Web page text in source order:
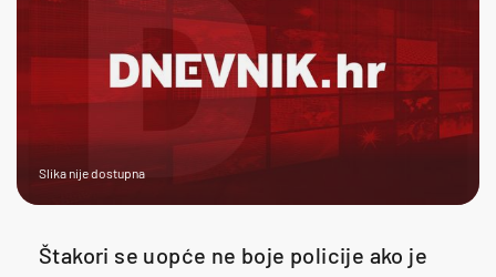
Slika nije dostupna
Štakori se uopće ne boje policije ako je